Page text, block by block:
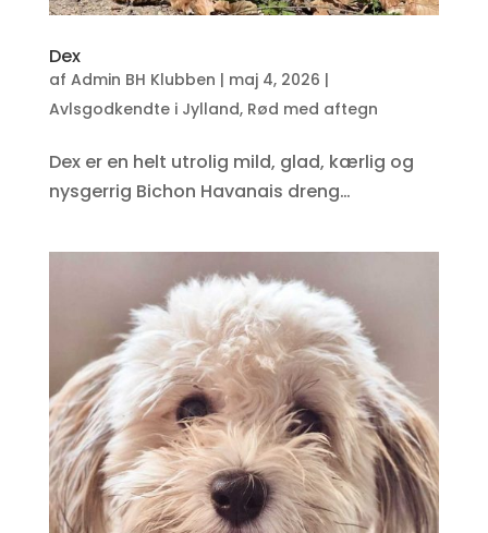
Dex
af Admin BH Klubben | maj 4, 2026 |
Avlsgodkendte i Jylland, Rød med aftegn
Dex er en helt utrolig mild, glad, kærlig og
nysgerrig Bichon Havanais dreng…